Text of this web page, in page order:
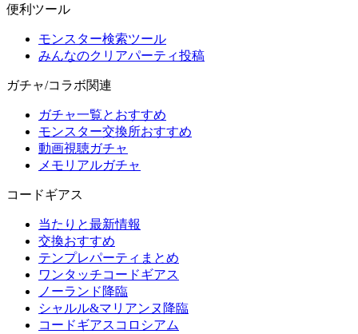
便利ツール
モンスター検索ツール
みんなのクリアパーティ投稿
ガチャ/コラボ関連
ガチャ一覧とおすすめ
モンスター交換所おすすめ
動画視聴ガチャ
メモリアルガチャ
コードギアス
当たりと最新情報
交換おすすめ
テンプレパーティまとめ
ワンタッチコードギアス
ノーランド降臨
シャルル&マリアンヌ降臨
コードギアスコロシアム